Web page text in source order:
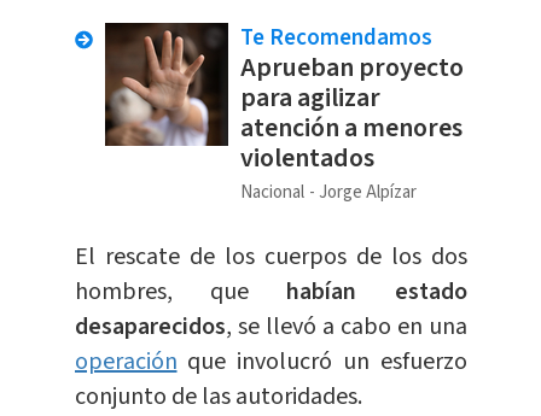
Te Recomendamos
Aprueban proyecto
para agilizar
atención a menores
violentados
Nacional Jorge Alpízar
El rescate de los cuerpos de los dos
hombres, que habían estado
desaparecidos, se llevó a cabo en una
operaciónque involucró un esfuerzo
conjunto de las autoridades.